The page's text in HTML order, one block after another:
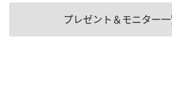
プレゼント＆モニター